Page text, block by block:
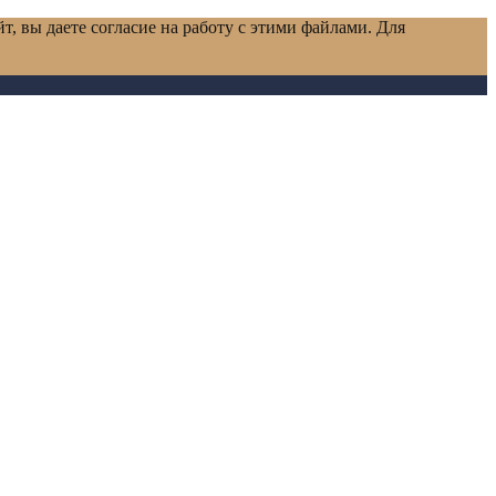
вы даете согласие на работу с этими файлами. Для